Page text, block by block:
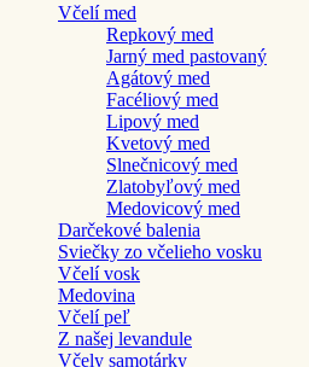
Včelí med
Repkový med
Jarný med pastovaný
Agátový med
Facéliový med
Lipový med
Kvetový med
Slnečnicový med
Zlatobyľový med
Medovicový med
Darčekové balenia
Sviečky zo včelieho vosku
Včelí vosk
Medovina
Včelí peľ
Z našej levandule
Včely samotárky